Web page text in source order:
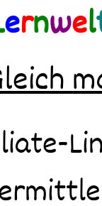
ernwel